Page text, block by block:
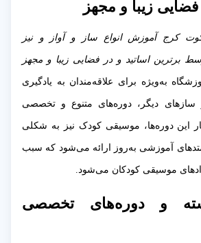
زیبا و مجهز
کرج آموزش انواع ساز و آواز و نیز
برترین اساتید و در فضایی زیبا و مجهز
به‌ویژه برای علاقه‌مندان به یادگیری
و سازهای دیگر، دوره‌های متنوع و تخصصی
این دوره‌ها، موسیقی کودک نیز به شکلی
متدهای آموزشی به‌روز ارائه می‌شود که سبب
موسیقی کودکان می‌شود.
و دوره‌های تخصصی